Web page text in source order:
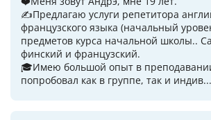
✍Предлагаю услуги репетитора
французского языка (начальный
предметов курса начальной школы..
финский и французский.
🎓Имею большой опыт в
попробовал как в группе, так и индив...